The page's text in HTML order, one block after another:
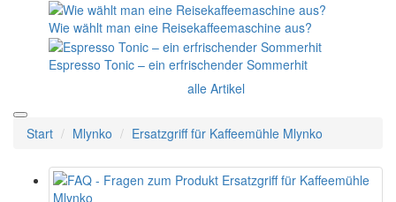
Wie wählt man eine Reisekaffeemaschine aus?
Espresso Tonic – ein erfrischender Sommerhit
alle Artikel
Start Mlynko Ersatzgriff für Kaffeemühle Mlynko